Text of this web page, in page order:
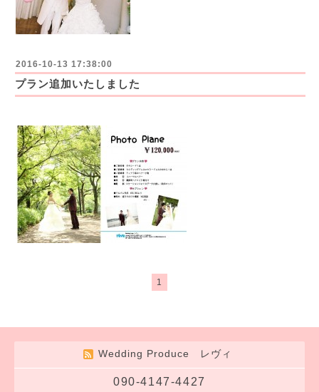
2016-10-13 17:38:00
プラン追加いたしました
1
Wedding Produce レヴィ
090-4147-4427